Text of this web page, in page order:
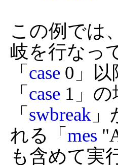
この例では
岐を行なっ
「 case 0」以
「 case 1」の
「 swbreak
れる「 mes
も含めて実